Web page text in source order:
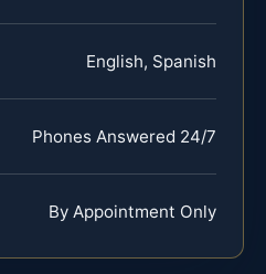
English, Spanish
Phones Answered 24/7
By Appointment Only